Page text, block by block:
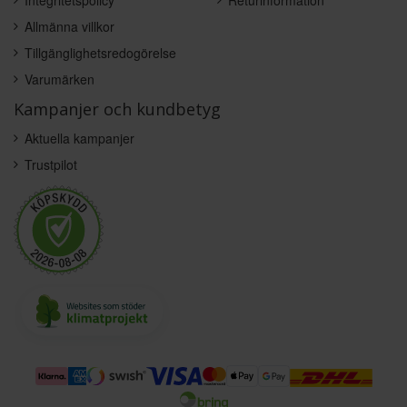
Allmänna villkor
Tillgänglighetsredogörelse
Varumärken
Kampanjer och kundbetyg
Aktuella kampanjer
Trustpilot